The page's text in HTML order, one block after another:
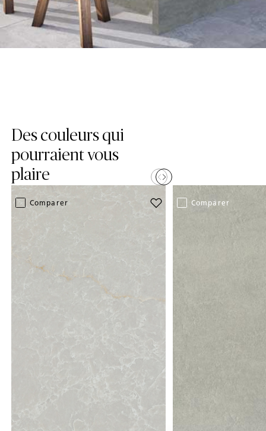
Des couleurs qui
pourraient vous
plaire
Skip Colors Gallery
Comparer
(5310 Brillianza) Add Brillianza to favorites
Comparer
(410 Aluminous )